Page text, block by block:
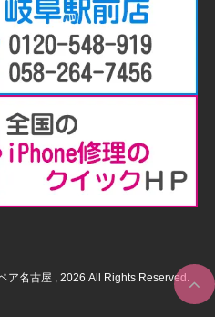
ア名古屋 , 2026 All Rights Reserved.